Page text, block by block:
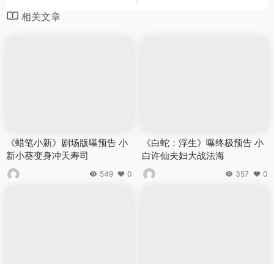
相关文章
《蜡笔小新》剧场版曝预告 小
新小葵变身冲天寿司
549 0
《白蛇：浮生》曝终极预告 小
白许仙夫妇大战法海
357 0